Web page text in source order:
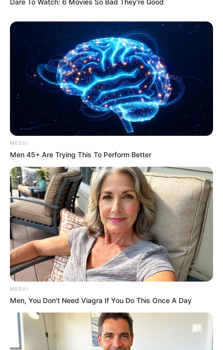
MEDVI
Men 45+ Are Trying This To Perform Better
MEDVI
Men, You Don't Need Viagra If You Do This Once A Day